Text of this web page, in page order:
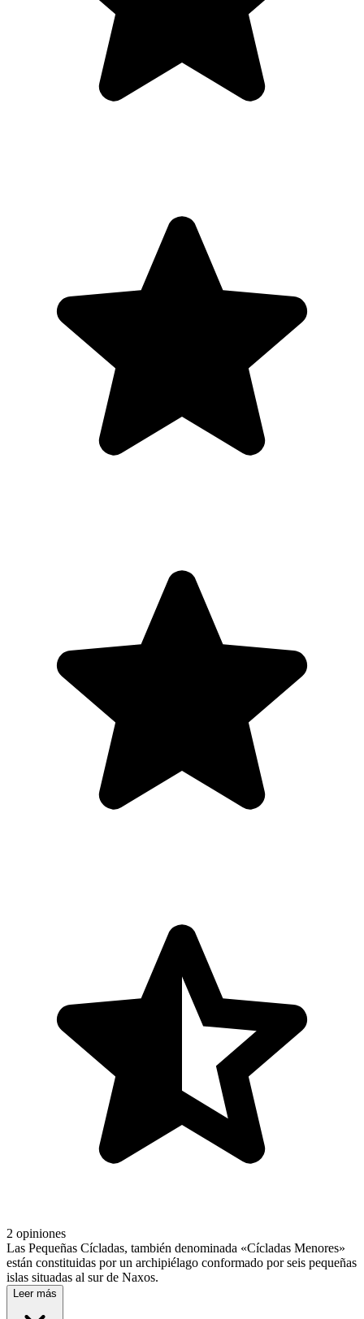
2 opiniones
Las Pequeñas Cícladas, también denominada «Cícladas Menores»
están constituidas por un archipiélago conformado por seis pequeñas
islas situadas al sur de Naxos.
Leer más